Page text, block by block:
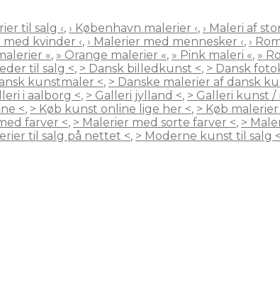
til salg ‹, › København malerier ‹, › Maleri af
med kvinder ‹, › Malerier med mennesker ‹, ›
«, » Orange malerier «, » Pink maleri «, »
til salg <, > Dansk billedkunst <, > Dansk
kunstmaler <, > Danske malerier af dansk
i aalborg <, > Galleri jylland <, > Galleri kunst
<, > Køb kunst online lige her <, > Køb
farver <, > Malerier med sorte farver <, >
til salg på nettet <, > Moderne kunst til salg <